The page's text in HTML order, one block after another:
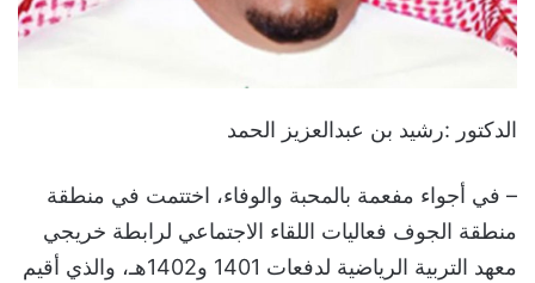
الدكتور :رشيد بن عبدالعزيز الحمد
– في أجواء مفعمة بالمحبة والوفاء، اختتمت في منطقة
منطقة الجوف فعاليات اللقاء الاجتماعي لرابطة خريجي
معهد التربية الرياضية لدفعات 1401 و1402هـ، والذي أقيم